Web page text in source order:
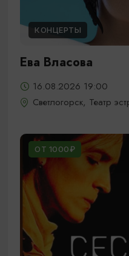
КОНЦЕРТЫ
Ева Власова
16.08.2026 19:00
Светлогорск, Театр
ОТ 1000₽